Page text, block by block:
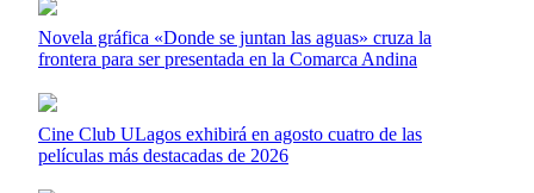
Novela gráfica «Donde se juntan las aguas» cruza la
frontera para ser presentada en la Comarca Andina
Cine Club ULagos exhibirá en agosto cuatro de las
películas más destacadas de 2026